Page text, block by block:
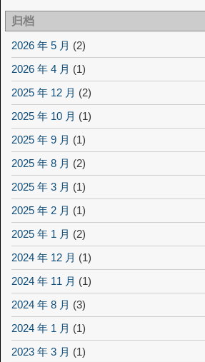
归档
2026 年 5 月 (2)
2026 年 4 月 (1)
2025 年 12 月 (2)
2025 年 10 月 (1)
2025 年 9 月 (1)
2025 年 8 月 (2)
2025 年 3 月 (1)
2025 年 2 月 (1)
2025 年 1 月 (2)
2024 年 12 月 (1)
2024 年 11 月 (1)
2024 年 8 月 (3)
2024 年 1 月 (1)
2023 年 3 月 (1)